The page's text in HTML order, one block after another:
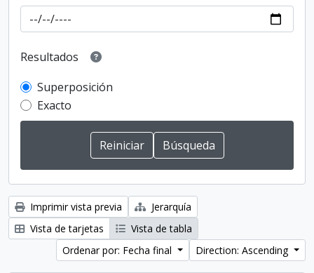
Resultados
Superposición
Exacto
Imprimir vista previa
Jerarquía
Vista de tarjetas
Vista de tabla
Ordenar por: Fecha final
Direction: Ascending